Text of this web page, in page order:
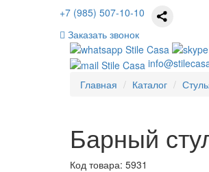
+7 (985) 507-10-10
Заказать звонок
Главная
Каталог
Барный
Код товара: 5931